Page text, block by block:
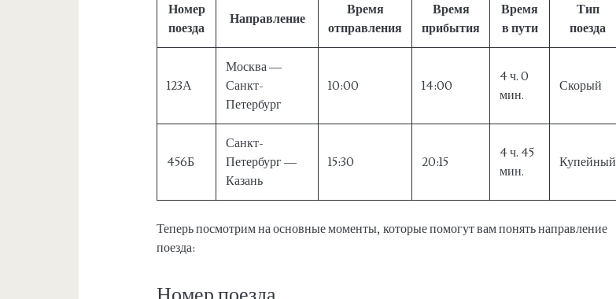
Номер
поезда
Направление
Время
отправления
Время
прибытия
Время
в пути
Тип
поезда
123А
Москва —
Санкт-
Петербург
10:00 14:00
4 ч. 0
мин.
Скорый
456Б
Санкт-
Петербург —
Казань
15:30 20:15
4 ч. 45
мин.
Купейный
Теперь посмотрим на основные моменты, которые помогут вам понять направление
поезда: